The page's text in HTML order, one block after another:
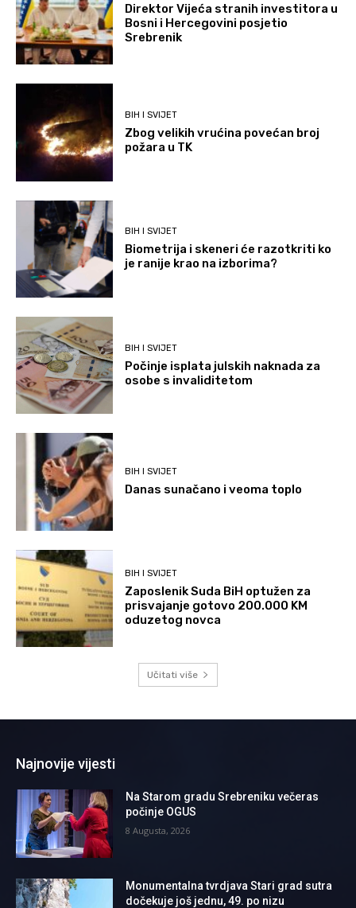
Direktor Vijeća stranih investitora u
Bosni i Hercegovini posjetio
Srebrenik
BIH I SVIJET
Zbog velikih vrućina povećan broj
požara u TK
BIH I SVIJET
Biometrija i skeneri će razotkriti ko
je ranije krao na izborima?
BIH I SVIJET
Počinje isplata julskih naknada za
osobe s invaliditetom
BIH I SVIJET
Danas sunačano i veoma toplo
BIH I SVIJET
Zaposlenik Suda BiH optužen za
prisvajanje gotovo 200.000 KM
oduzetog novca
Učitati više
Najnovije vijesti
Na Starom gradu Srebreniku večeras
počinje OGUS
8 Augusta, 2026
Monumentalna tvrdjava Stari grad sutra
dočekuje još jednu, 49. po nizu